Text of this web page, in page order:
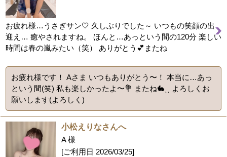
お疲れ様…うさぎサン🤍 久しぶりでした～ いつもの笑顔の出
迎え… 癒やされますね。 ほんと…あっという間の120分 楽しい
時間は春の嵐みたい（笑） ありがとう💕またね
お疲れ様です！ Aさま いつもありがとう〜！ 本当に…あっ
という間(笑) 私も楽しかったよ〜💐 またね🐇⸒⸒ よろしくお
願いします(よろしく)
小松えりなさんへ
A 様
[ご利用日 2026/03/25]